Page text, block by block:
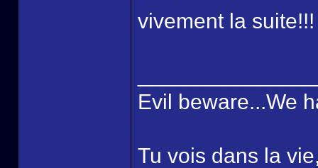
vivement la
Evil beware...We
Tu vois dans la